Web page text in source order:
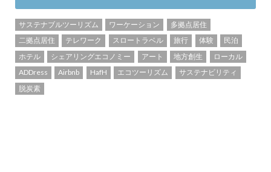
サステナブルツーリズム ワーケーション
多拠点居住
二拠点居住
テレワーク スロートラベル 旅行 体験
民泊
ホテル
シェアリングエコノミー アート 地方創生
ローカル
ADDress
Airbnb HafH エコツーリズム
サステナビリティ
脱炭素